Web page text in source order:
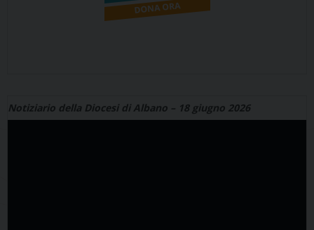
Notiziario della Diocesi di Albano – 18 giugno 2026